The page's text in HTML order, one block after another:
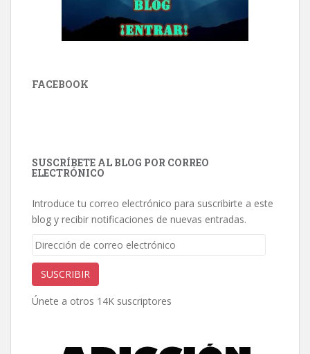
FACEBOOK
SUSCRÍBETE AL BLOG POR CORREO
ELECTRÓNICO
Introduce tu correo electrónico para suscribirte a este
blog y recibir notificaciones de nuevas entradas.
Dirección
correo
electrónico
SUSCRIBIR
Únete a otros 14K suscriptores